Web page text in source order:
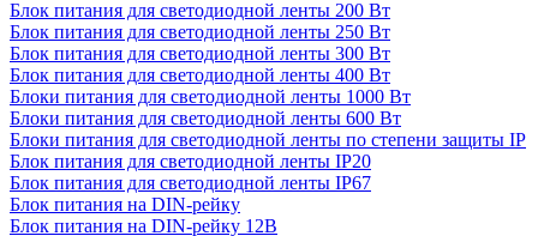
Блок питания для светодиодной ленты 200 Вт
Блок питания для светодиодной ленты 250 Вт
Блок питания для светодиодной ленты 300 Вт
Блок питания для светодиодной ленты 400 Вт
Блоки питания для светодиодной ленты 1000 Вт
Блоки питания для светодиодной ленты 600 Вт
Блоки питания для светодиодной ленты по степени защиты IP
Блок питания для светодиодной ленты IP20
Блок питания для светодиодной ленты IP67
Блок питания на DIN-рейку
Блок питания на DIN-рейку 12В